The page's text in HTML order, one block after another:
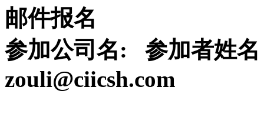
邮件报名
参加公司名: 参加者姓
zouli@ciicsh.com